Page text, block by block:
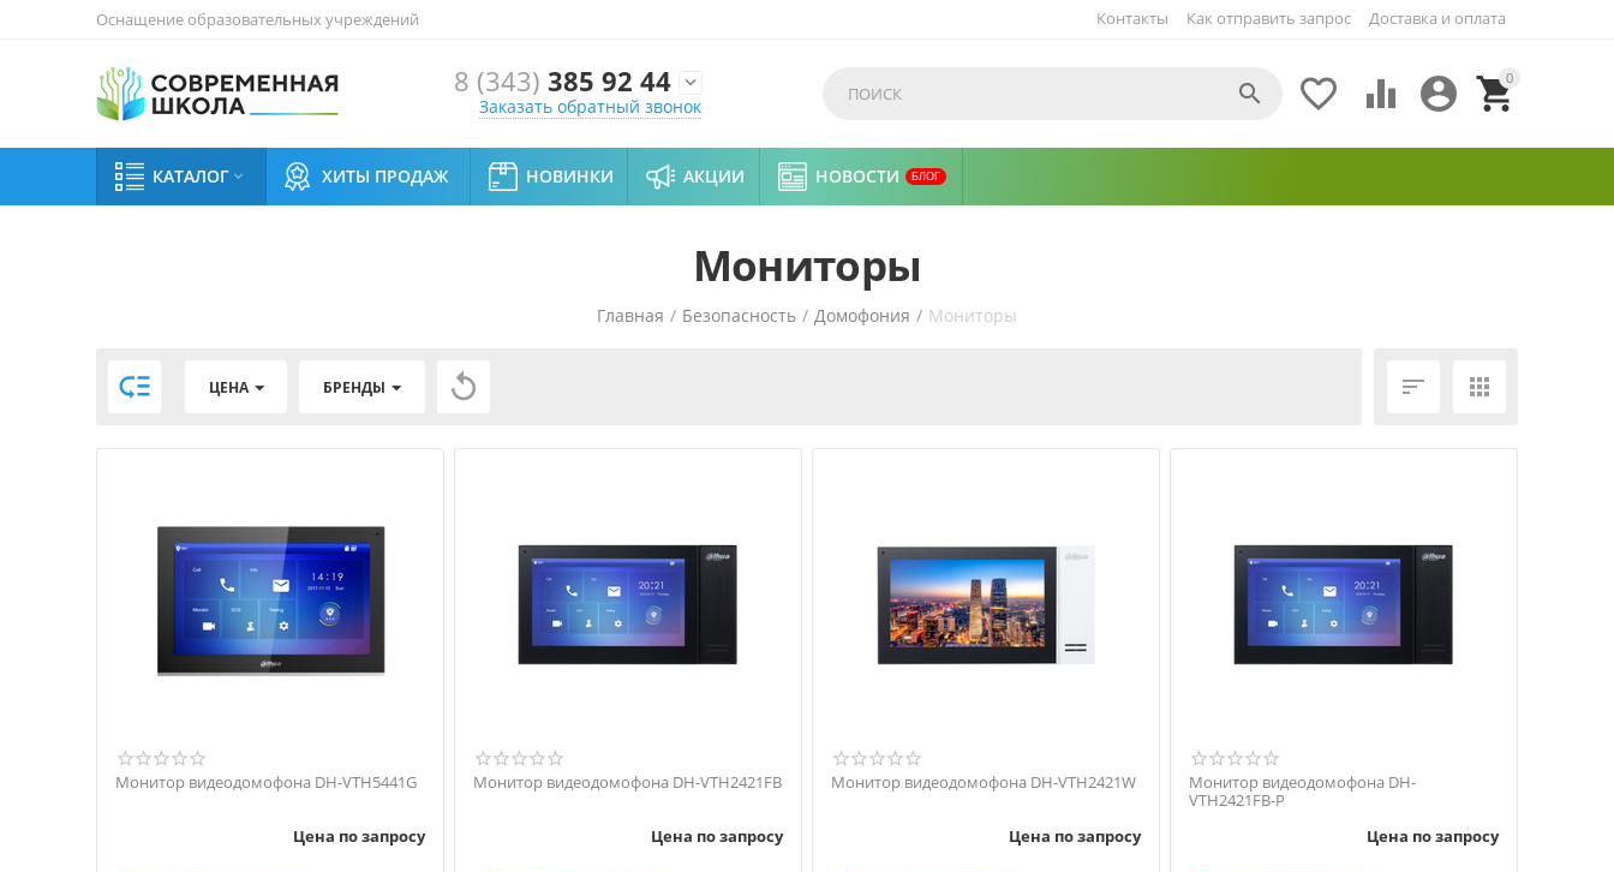
Оснащение образовательных учреждений Как отправить запрос Доставка и оплата
Контакты
8 (343) 385 92 44 
Заказать обратный звонок
0


 

КАТАЛОГ  ХИТЫ ПРОДАЖ НОВИНКИ АКЦИИ НОВОСТИ БЛОГ
Мониторы
Главная / Безопасность / Домофония / Мониторы
 ЦЕНА БРЕНДЫ   
Монитор видеодомофона DH-VTH5441G
Цена по запросу
Монитор видеодомофона DH-VTH2421FB
Цена по запросу
Монитор видеодомофона DH-VTH2421W
Цена по запросу
Монитор видеодомофона DH-
VTH2421FB-P
Цена по запросу